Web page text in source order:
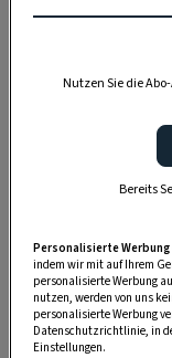
Nutzen Sie die
Bereits
Personalisierte Werbung
indem wir mit auf Ihrem
personalisierte Werbung
nutzen, werden von uns
personalisierte Werbung
Datenschutzrichtlinie, in
Einstellungen.